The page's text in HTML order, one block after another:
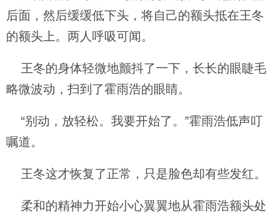
后面，然后缓缓低下头，将自己的额头抵在王冬
的额头上。两人呼吸可闻。
王冬的身体轻微地颤抖了一下，长长的眼睫毛
略微波动，扫到了霍雨浩的眼睛。
“别动，放轻松。我要开始了。”霍雨浩低声叮
嘱道。
王冬这才恢复了正常，只是脸色却有些发红。
柔和的精神力开始小心翼翼地从霍雨浩额头处